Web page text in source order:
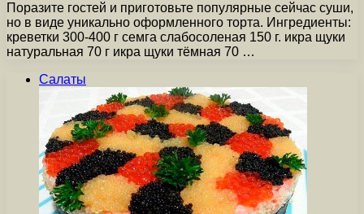
Поразите гостей и приготовьте популярные сейчас суши,
но в виде уникально оформленного торта. Ингредиенты:
креветки 300-400 г семга слабосоленая 150 г. икра щуки
натуральная 70 г икра щуки тёмная 70 …
Салаты